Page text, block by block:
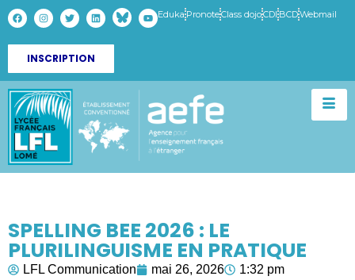
Eduka PronoteClass dojoCDI BCDWebmail
INSCRIPTION
SPELLING BEE 2026 : LE
PLURILINGUISME EN PRATIQUE
LFL Communication mai 26, 2026
1:32 pm